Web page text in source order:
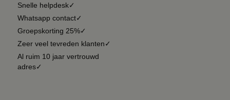
Snelle helpdesk✓
Whatsapp contact✓
Groepskorting 25%✓
Zeer veel tevreden klanten✓
Al ruim 10 jaar vertrouwd
adres✓